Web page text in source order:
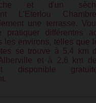
et d'un sèche-
L'Eterlou
une terrasse.
pratiquer différentes
les environs, telles que
se trouve à 5,4 km
et à 2,6 km
disponible